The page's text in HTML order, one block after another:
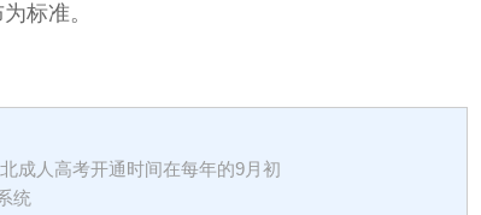
标准。
成人高考开通时间在每年的9月初
统